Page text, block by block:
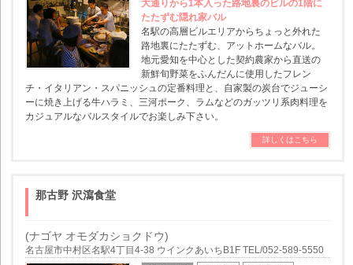
大通りから1本入った路地裏のビルの1階に
たたずむ隠れ家バル
名駅の高層ビルエリアからちょっと外れた
路地裏にたたずむ、アットホームなバル。
地元愛知を中心とした契約農家から直送の
新鮮旬野菜をふんだんに使用したフレン
チ・イタリアン・スパニッシュの定番料理と、自家製の炭台でジューシ
ーに焼き上げる牛ハラミ、三河ポーク、ラムなどのガッツリ系肉料理を
カジュアルなバルスタイルでお楽しみ下さい。
詳しくはこちら
那古野 沢瀉食堂
(ナゴヤ オモダカショクドウ)
名古屋市中村区名駅4丁目4-38 ウインクあいちB1F TEL/052-589-5550